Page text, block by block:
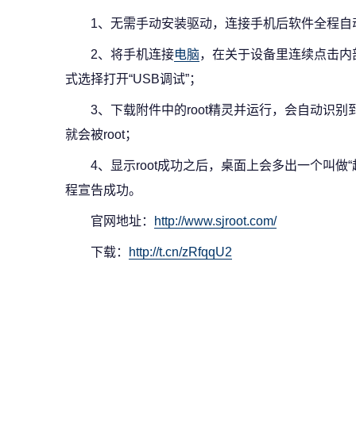
1、无需手动安装驱动，连接手机后软件全程自
2、将手机连接电脑，在关于设备里连续点击
式选择打开“USB调试”；
3、下载附件中的root精灵并运行，会自动识别
就会被root；
4、显示root成功之后，桌面上会多出一个叫做
程宣告成功。
官网地址： http://www.sjroot.com/
下载： http://t.cn/zRfqqU2